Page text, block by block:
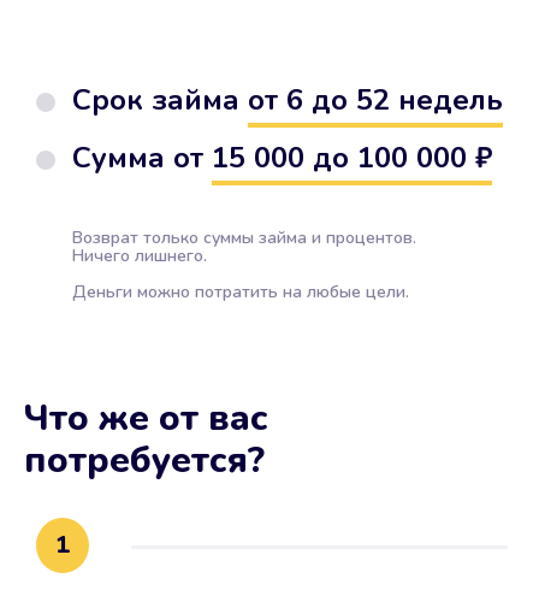
Срок займа от 6 до 52 недель
Сумма от 15 000 до 100 000 ₽
Возврат только суммы займа и процентов.
Ничего лишнего.
Деньги можно потратить на любые цели.
Что же от вас
потребуется?
1